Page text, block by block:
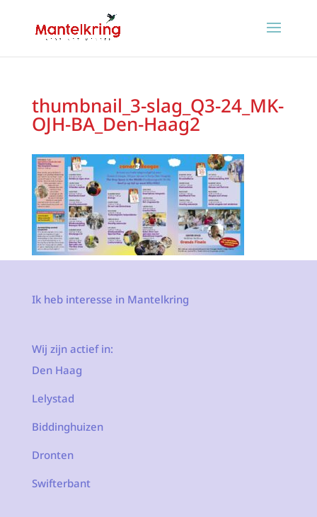
thumbnail_3-slag_Q3-24_MK-
OJH-BA_Den-Haag2
Ik heb interesse in Mantelkring
Wij zijn actief in:
Den Haag
Lelystad
Biddinghuizen
Dronten
Swifterbant